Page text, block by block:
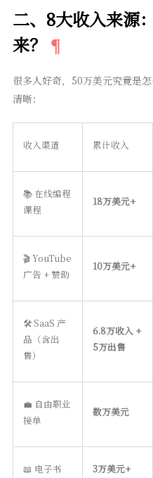
二、8大收入来源
来？
很多人好奇，50万美元究竟是
清晰：
收入渠道 累计收入
📚 在线编程
课程
18万美元+
🎬 YouTube
广告 + 赞助
10万美元+
🛠️ SaaS 产
品（含出
售）
6.8万收入 +
5万出售
💼 自由职业
接单
数万美元
📖 电子书 3万美元+